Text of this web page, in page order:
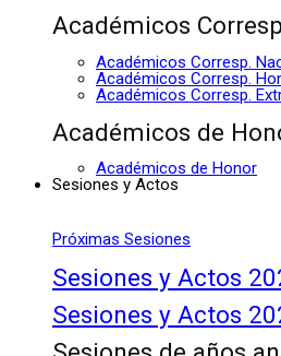
Académicos
Académicos Corresp.
Académicos Corresp.
Académicos Corresp.
Académicos de
Académicos de Honor
Sesiones y Actos
Próximas Sesiones
Sesiones y Actos
Sesiones y Actos